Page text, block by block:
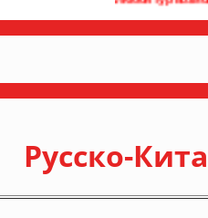
Русско-